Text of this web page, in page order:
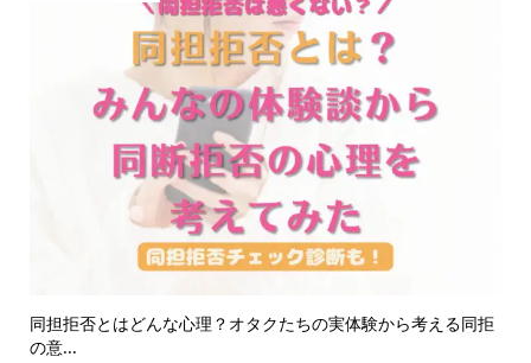
同担拒否とはどんな心理？オタクたちの実体験から考える同拒
の意...